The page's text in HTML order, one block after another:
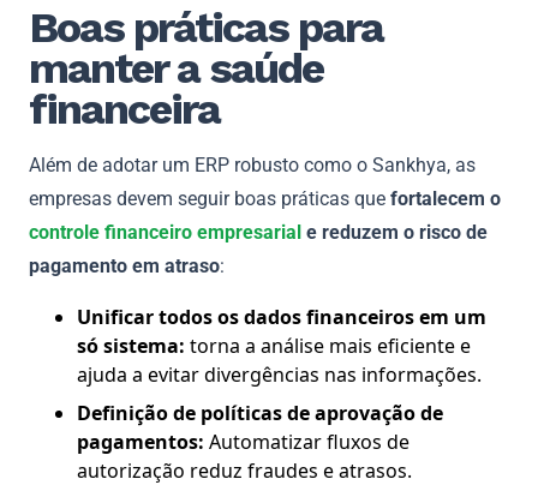
Boas práticas para
manter a saúde
financeira
Além de adotar um ERP robusto como o Sankhya, as
empresas devem seguir boas práticas que fortalecem o
controle financeiro empresarial e reduzem o risco de
pagamento em atraso:
Unificar todos os dados financeiros em um
só sistema: torna a análise mais eficiente e
ajuda a evitar divergências nas informações.
Definição de políticas de aprovação de
pagamentos: Automatizar fluxos de
autorização reduz fraudes e atrasos.